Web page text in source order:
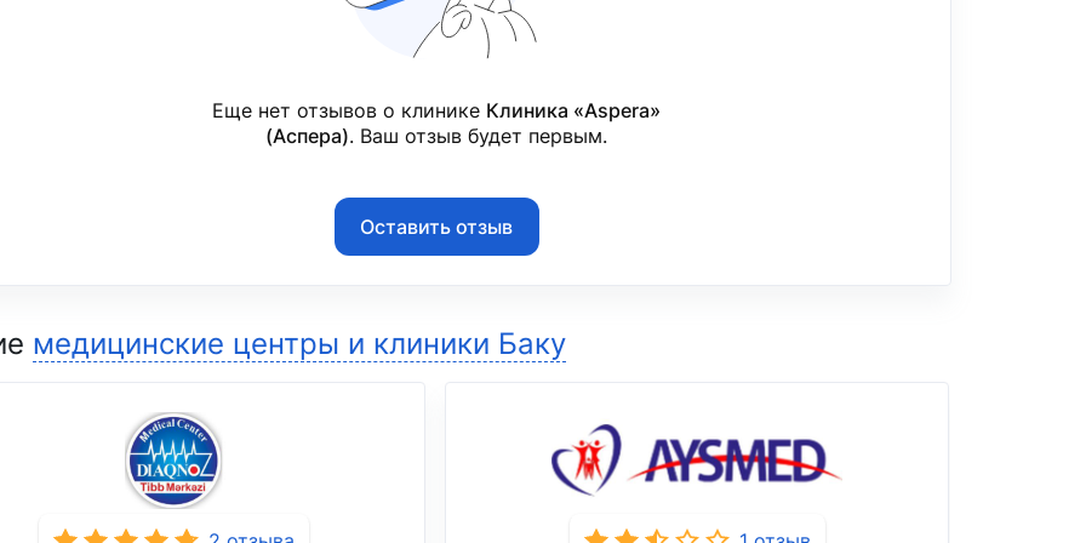
Еще нет отзывов о клинике Клиника «Aspera»
(Аспера). Ваш отзыв будет первым.
Оставить отзыв
медицинские центры и клиники Баку